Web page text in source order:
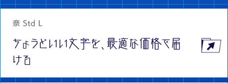
奈 Std L
ちょうどいい文字を、最適な価格で届
ける